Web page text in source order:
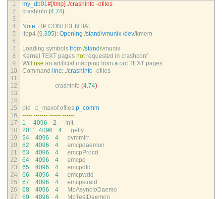
1
2
3
4
5
6
7
8
9
10
11
12
13
14
15
16
17
18
19
20
21
22
23
24
25
26
27
my_db01#[/tmp] ./crashinfo -ofiles
crashinfo (4.74)
Note: HP CONFIDENTIAL
libp4 (9.305): Opening /stand/vmunix /dev/kmem
Loading symbols from /stand/vmunix
Kernel TEXT pages not requested in crashconf
Will use an artificial mapping from a.out TEXT pages
Command line: ./crashinfo -ofiles
crashinfo (4.74)
pid p_maxof ofiles p_comm
----- ------- ------ ------
1
4096 2
init
2011 4096 4
getty
94
4096 4
evmmirr
62
4096 4
emcpdaemon
63
4096 4
emcpProcd
64
4096 4
emcpd
65
4096 4
emcpdfd
66
4096 4
emcpwdd
67
4096 4
emcpstratd
68
4096 4
MpAsyncIoDaemo
69
4096 4
MpTestDaemon